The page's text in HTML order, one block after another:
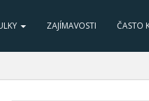
ZAJÍMAVOSTI ČASTO